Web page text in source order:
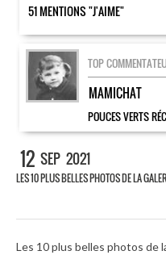
51 MENTIONS "J'AIME"
TOP
MAMICHAT
POUCES VERTS
12 SEP 2021
LES 10 PLUS BELLES PHOTOS DE LA
Les 10 plus belles photos de